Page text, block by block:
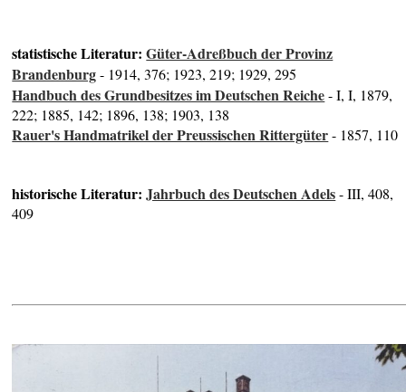
statistische Literatur:Güter-Adreßbuch der Provinz
Brandenburg- 1914, 376; 1923, 219; 1929, 295
Handbuch des Grundbesitzes im Deutschen Reiche- I, I, 1879,
222; 1885, 142; 1896, 138; 1903, 138
Rauer's Handmatrikel der Preussischen Rittergüter- 1857, 110
historische Literatur:Jahrbuch des Deutschen Adels- III, 408,
409